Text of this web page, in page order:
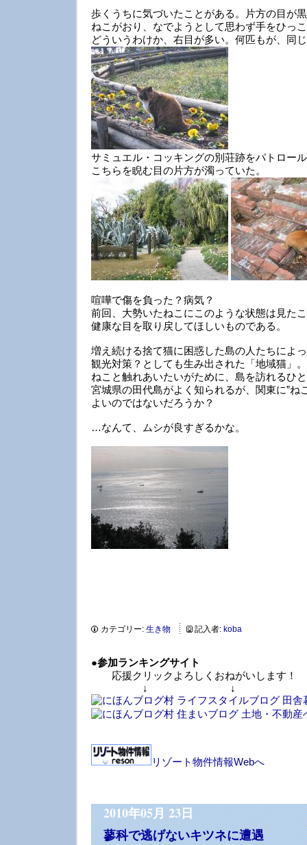
歩くうちに気づいたことがある。片方の目が
ねこがおり、なでようとして思わず手をひっ
どういうわけか、右目が多い。何匹もが、同
サミュエル・コッキングの別荘跡をパトロー
こちらを睨む目の片方が濁っていた。
喧嘩で傷を負った？病気？
前回、大勢いたねこにこのような状態は見た
健康な目を取り戻してほしいものである。
増え続ける捨て猫に困惑した島の人たちによ
観光対策？としても生み出された「地域猫」。
ねこと触れあいたいがために、島を訪れるひ
宮城県の田代島がよく知られるが、関東に”ね
よいのではないだろうか？
…なんて、ムシが良すぎるかな。
カテゴリー: 生き物 記入者: koba
●参加ランキングサイト
応援クリックよろしくおねがいします！
↓ ↓
リゾート物件情報Webへ
2010年05月 23日
蓼科で逃げないキツネに遭遇